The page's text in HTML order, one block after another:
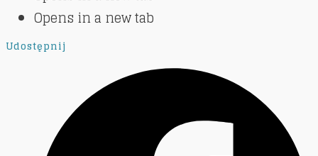
Opens in a new tab
Udostępnij